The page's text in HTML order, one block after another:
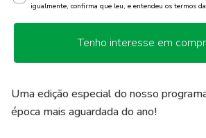
igualmente, confirma que leu, e entendeu os termos da
Tenho interesse em
Uma edição especial do nosso
época mais aguardada do ano!